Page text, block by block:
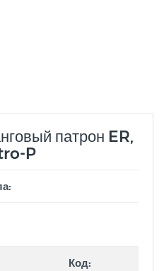
патрон ER,
P
Код: